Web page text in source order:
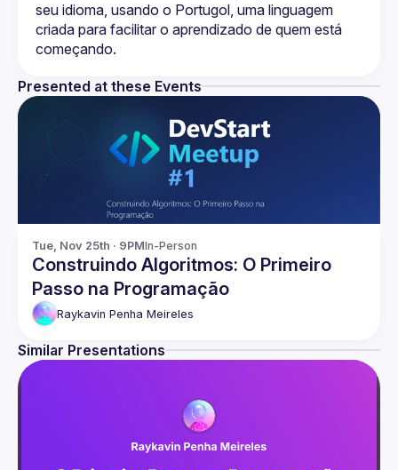
seu idioma, usando o Portugol, uma linguagem
criada para facilitar o aprendizado de quem está
Presented at these Events
Tue, Nov 25th · 9PMIn-Person
Construindo Algoritmos: O Primeiro
Passo na Programação
Raykavin Penha Meireles
Similar Presentations